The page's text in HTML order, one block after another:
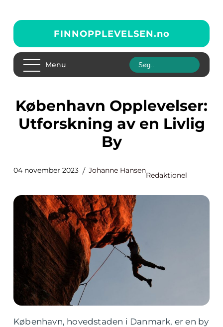
FINNOPPLEVELSEN.no
Menu
København Opplevelser:
Utforskning av en Livlig
By
04 november 2023 Johanne Hansen
Redaktionel
København, hovedstaden i Danmark, er en by